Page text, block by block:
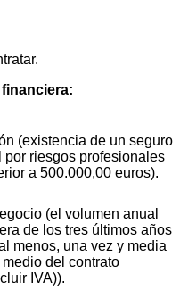
(existencia de un seguro
riesgos profesionales
a 500.000,00 euros).
(el volumen anual
de los tres últimos años
menos, una vez y media
del contrato
IVA)).